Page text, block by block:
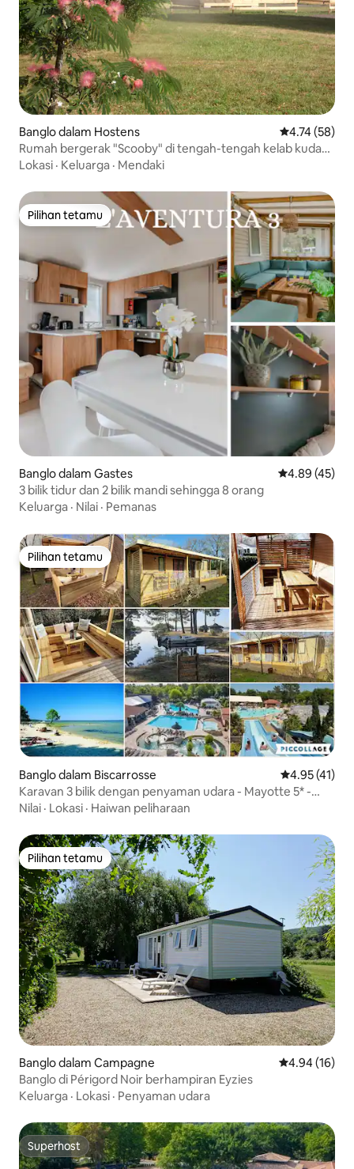
Banglo dalam Hostens Penarafan
4.74 (58)
Rumah bergerak "Scooby" di tengah-tengah kelab kuda
poni
Lokasi · Keluarga · Mendaki
Pilihan tetamu
Pilihan tetamu
Banglo dalam Gastes Penarafan
4.89 (45)
3 bilik tidur dan 2 bilik mandi sehingga 8 orang
Keluarga · Nilai · Pemanas
Pilihan tetamu
Pilihan tetamu
Banglo dalam Biscarrosse Penarafan
4.95 (41)
Karavan 3 bilik dengan penyaman udara - Mayotte 5* -
Biscarrosse
Nilai · Lokasi · Haiwan peliharaan
Pilihan tetamu
Pilihan tetamu
Banglo dalam Campagne Penarafan
4.94 (16)
Banglo di Périgord Noir berhampiran Eyzies
Keluarga · Lokasi · Penyaman udara
Superhost
Superhost